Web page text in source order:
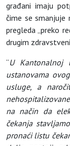
građani imaju
čime se smanjuje
pregleda „preko
drugim
“U Kantonalnoj
ustanovama
usluge, a
na način da
čekanja
pronaći listu